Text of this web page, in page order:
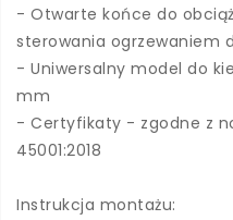
- Otwarte końce do
sterowania ogrzewaniem
- Uniwersalny model do
mm
- Certyfikaty - zgodne z
45001:2018
Instrukcja montażu: